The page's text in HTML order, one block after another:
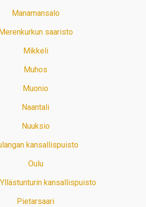
Manamansalo
saaristo
Mikkeli
Muhos
Muonio
Naantali
Nuuksio
kansallispuisto
Oulu
kansallispuisto
Pietarsaari